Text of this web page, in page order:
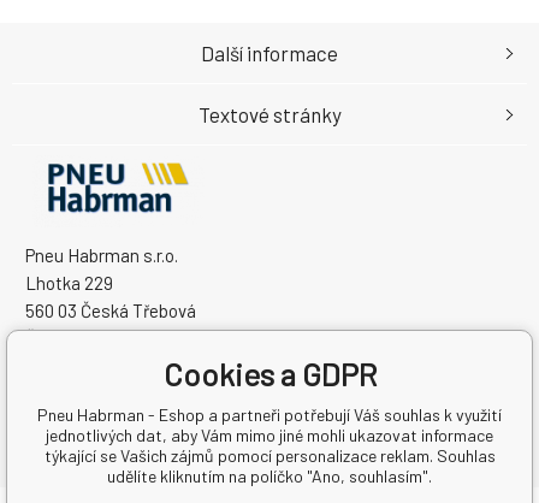
Pneu Habrman s.r.o.
Lhotka 229
560 03 Česká Třebová
Česká Republika
Další informace
Textové stránky
Cookies a GDPR
Pneu Habrman - Eshop a partneři potřebují Váš souhlas k využití
jednotlivých dat, aby Vám mimo jiné mohli ukazovat informace
týkající se Vašich zájmů pomocí personalizace reklam. Souhlas
udělíte kliknutím na políčko "Ano, souhlasím".